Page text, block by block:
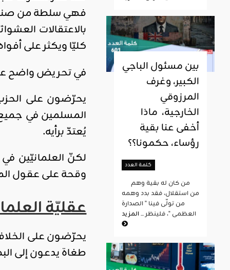
فهي سلطة من
بالاعتقالات
كليّا ويكثر على
في تحريض واضح على
يحرّضون على
المسلمين في
يُعتدّ برأيه.
لكنّ العلمانيّين
وقحة على عقول
عقليّة
يحرّضون على
طغاة يدعون إلى
بين مسئول الباجي
الكبير، وغرف
المرزوقي
الخارجية، ماذا
أخفى عنا بقية
رؤساء، حكمونا؟؟
كلمة العدد
من استقلال، فقد بدد وهمه
من تولّى فينا " الصدارة
العظمى "، فلينظر ...المزيد